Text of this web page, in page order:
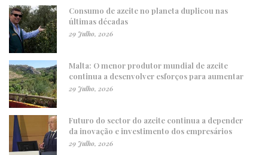
Consumo de azeite no planeta duplicou nas
últimas décadas
29 Julho, 2026
Malta: O menor produtor mundial de azeite
continua a desenvolver esforços para aumentar
29 Julho, 2026
Futuro do sector do azeite continua a depender
da inovação e investimento dos empresários
29 Julho, 2026